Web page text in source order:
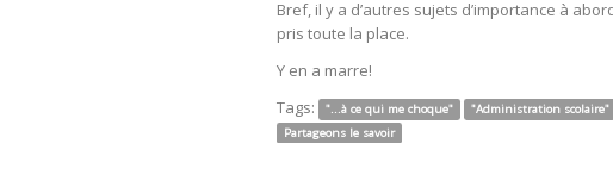
Bref, il y a d’autres sujets d’importance à
pris toute la place.
Y en a marre!
Tags:
"...à ce qui me choque" "Administration scolaire"
Partageons le savoir